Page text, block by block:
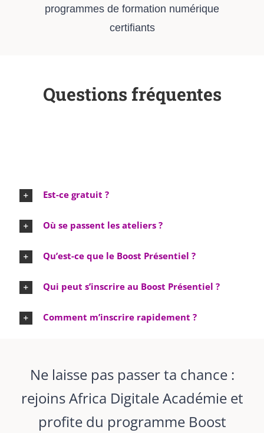
programmes de formation numérique
certifiants
Questions fréquentes
Est-ce gratuit ?
Où se passent les ateliers ?
Qu’est-ce que le Boost Présentiel ?
Qui peut s’inscrire au Boost Présentiel ?
Comment m’inscrire rapidement ?
Ne laisse pas passer ta chance :
rejoins Africa Digitale Académie et
profite du programme Boost